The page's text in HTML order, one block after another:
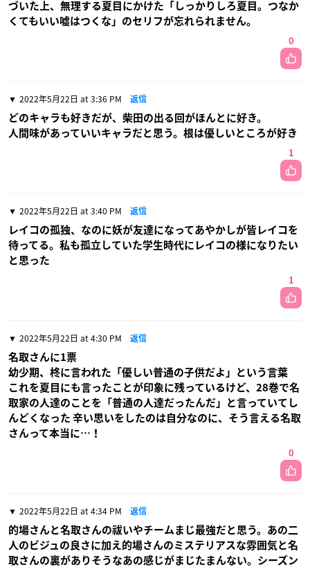
づいた上、無理する夏目にかけた「しっかりしろ夏目。つなか
くてもいい嘘はつくな」のセリフが忘れられません。
0
2022年5月22日 at 3:36 PM 返信
どのキャラも好きだが、柴田の出る回がほんとに好き。
人間味があっていいキャラだと思う。根は優しいところが好き
1
2022年5月22日 at 3:40 PM 返信
レイコの孤独、なのに妖が友達になってあやかしが皆レイコを
待ってる。私も孤立していた学生時代にレイコの様になりたい
と思った
1
2022年5月22日 at 4:30 PM 返信
名取さんに1票
幼少期、柊に言われた「優しい普通の子供だよ」という言葉
これを夏目にも言ったことが印象に残っているけど、28巻で名
取家の人達のことを「普通の人達だったんだ」と言っていてし
んどくなった 辛い思いをしたのは自分なのに、そう言える名取
さんって本当に…！
0
2022年5月22日 at 4:34 PM 返信
的場さんと名取さんの祓いやチームまじ最強だと思う。あの二
人のビジュの良さに加え的場さんのミステリアスな雰囲気と名
取さんの裏がありそうなあの感じがまじたまんない。シーズン